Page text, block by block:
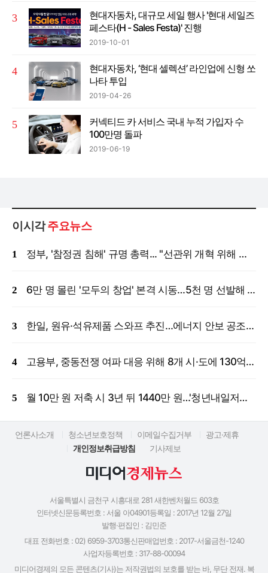
현대자동차, 대규모 세일 행사 '현대 세일즈
페스타(H - Sales Festa)' 진행
2019-10-01
현대자동차, ‘현대 셀렉션’ 라인업에 신형 쏘
나타 투입
2019-04-26
커넥티드 카 서비스 국내 누적 가입자 수
100만명 돌파
2019-06-19
이시각주요뉴스
정부, '참정권 침해' 규명 총력... "선관위 개혁 위해 국정조사 등 모든 조치"
6만 명 몰린 '모두의 창업' 본격 시동…5천 명 선발해 밀착 지원
한일, 원유·석유제품 스와프 추진…에너지 안보 공조 강화
고용부, 중동전쟁 여파 대응 위해 8개 시·도에 130억 원 긴급 투입
월 10만 원 저축 시 3년 뒤 1440만 원…'청년내일저축계좌' 신규 모집
언론사소개 청소년보호정책 이메일수집거부
광고·제휴
개인정보취급방침
기사제보
서울특별시 금천구 시흥대로 281 새한벤처월드 603호
인터넷신문등록번호 : 서울 아04901등록일 : 2017년 12월 27일
발행·편집인 : 김민준
대표 전화번호 : 02) 6959-3703통신판매업번호 : 2017-서울금천-1240
사업자등록번호 : 317-88-00094
미디어경제의 모든 콘텐츠(기사)는 저작권법의 보호를 받는 바, 무단 전재. 복